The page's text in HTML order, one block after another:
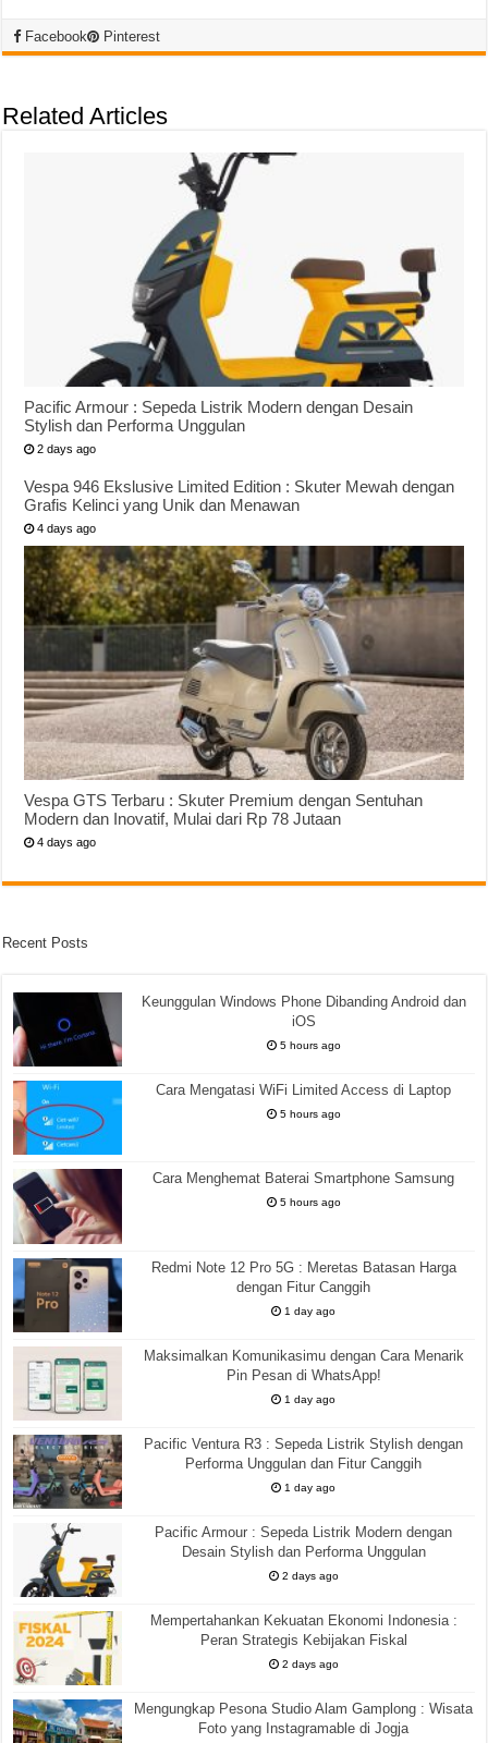
Facebook Pinterest
Related Articles
Pacific Armour : Sepeda Listrik Modern dengan Desain
Stylish dan Performa Unggulan
2 days ago
Vespa 946 Ekslusive Limited Edition : Skuter Mewah dengan
Grafis Kelinci yang Unik dan Menawan
4 days ago
Vespa GTS Terbaru : Skuter Premium dengan Sentuhan
Modern dan Inovatif, Mulai dari Rp 78 Jutaan
4 days ago
Recent Posts
Keunggulan Windows Phone Dibanding Android dan
iOS
5 hours ago
Cara Mengatasi WiFi Limited Access di Laptop
5 hours ago
Cara Menghemat Baterai Smartphone Samsung
5 hours ago
Redmi Note 12 Pro 5G : Meretas Batasan Harga
dengan Fitur Canggih
1 day ago
Maksimalkan Komunikasimu dengan Cara Menarik
Pin Pesan di WhatsApp!
1 day ago
Pacific Ventura R3 : Sepeda Listrik Stylish dengan
Performa Unggulan dan Fitur Canggih
1 day ago
Pacific Armour : Sepeda Listrik Modern dengan
Desain Stylish dan Performa Unggulan
2 days ago
Mempertahankan Kekuatan Ekonomi Indonesia :
Peran Strategis Kebijakan Fiskal
2 days ago
Mengungkap Pesona Studio Alam Gamplong : Wisata
Foto yang Instagramable di Jogja